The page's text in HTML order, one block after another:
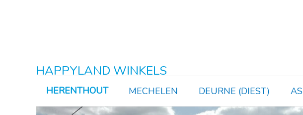
HAPPYLAND WINKELS
HERENTHOUT MECHELEN DEURNE (DIEST) AS